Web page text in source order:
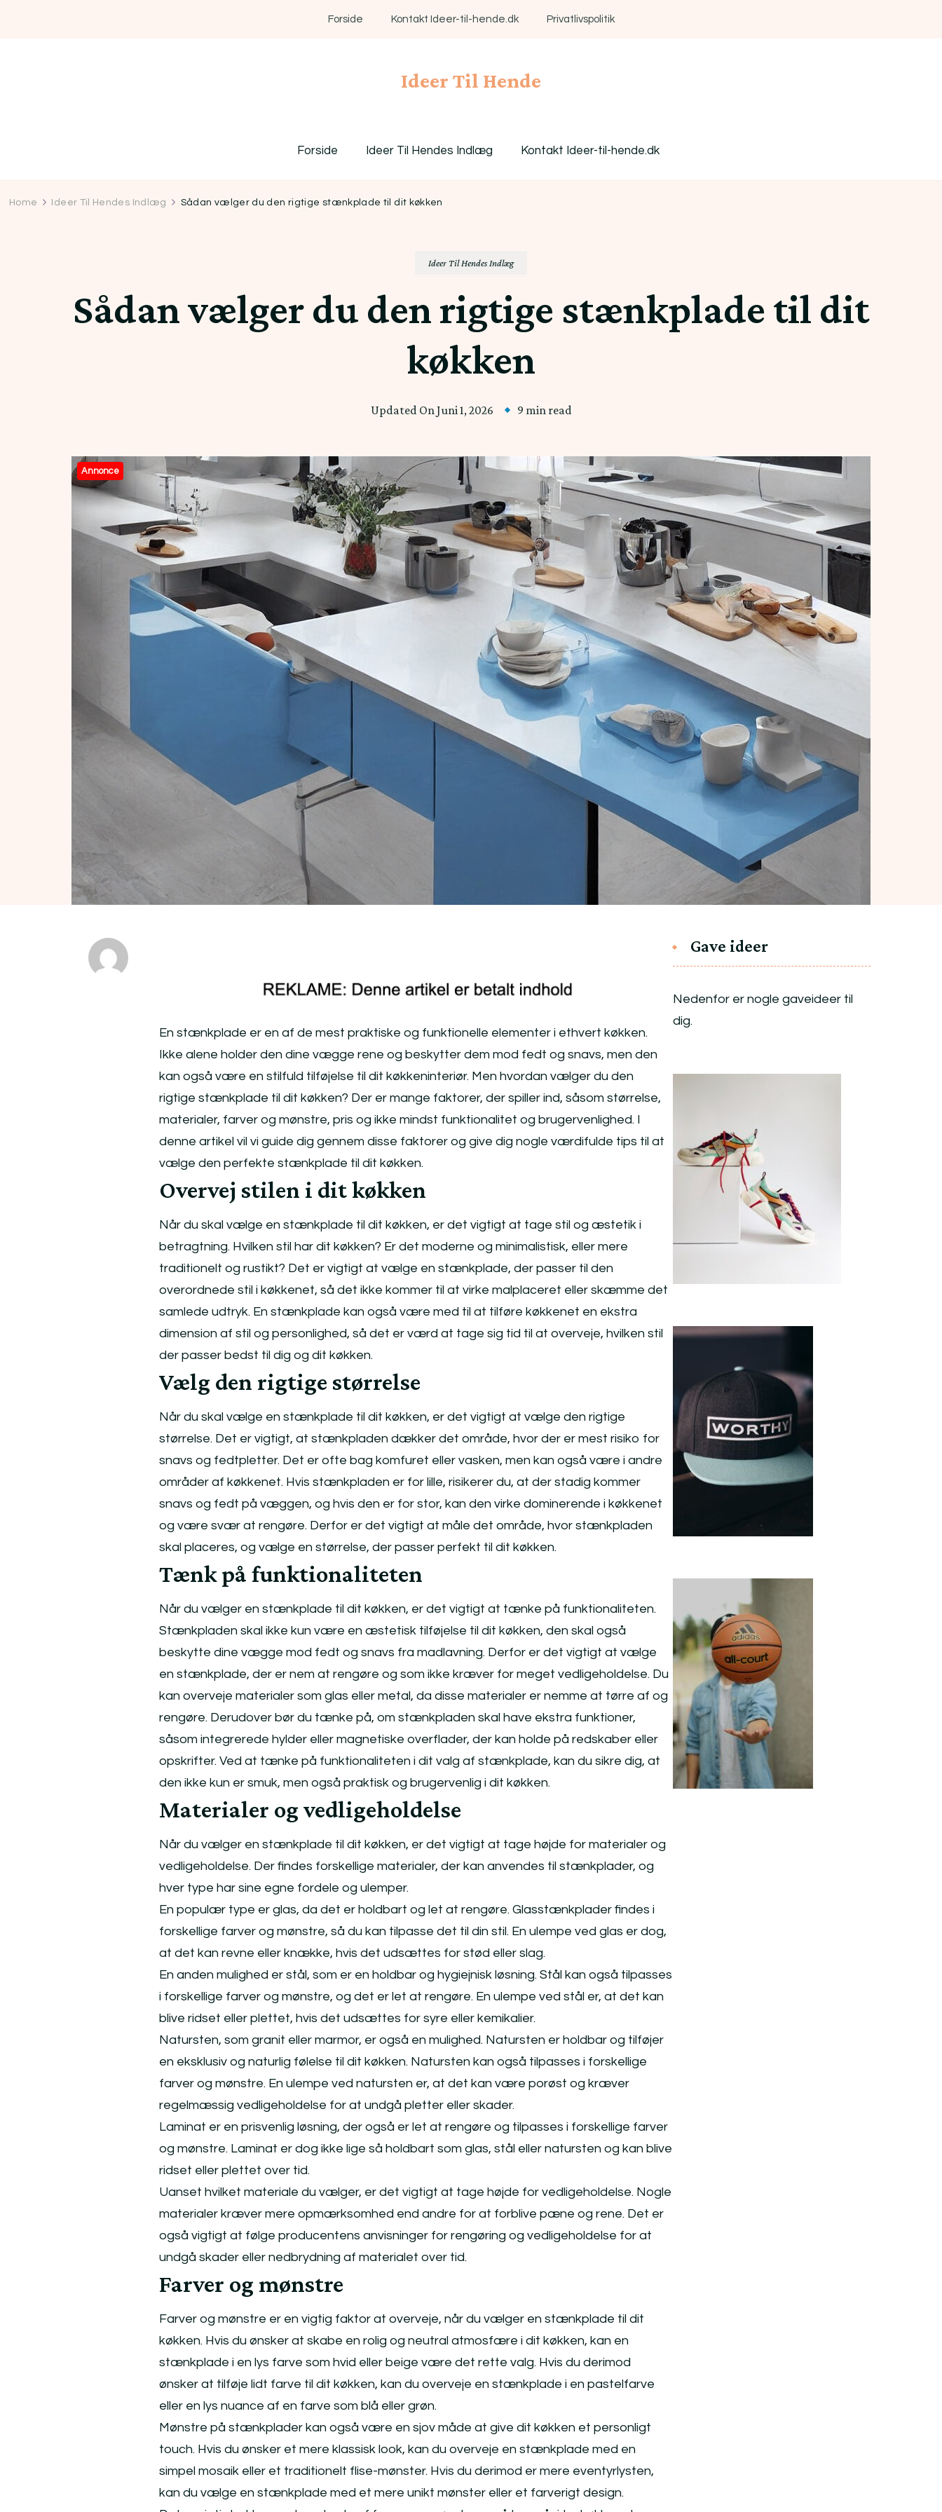
Forside Kontakt Ideer-til-hende.dk Privatlivspolitik
Ideer Til Hende
Forside Ideer Til Hendes Indlæg Kontakt Ideer-til-hende.dk
Home Ideer Til Hendes Indlæg Sådan vælger du den rigtige stænkplade til dit køkken
Ideer Til Hendes Indlæg
Sådan vælger du den rigtige stænkplade til dit
køkken
Updated OnJuni 1, 2026 9 min read
Annonce
En stænkplade er en af de mest praktiske og funktionelle elementer i ethvert køkken.
Ikke alene holder den dine vægge rene og beskytter dem mod fedt og snavs, men den
kan også være en stilfuld tilføjelse til dit køkkeninteriør. Men hvordan vælger du den
rigtige stænkplade til dit køkken? Der er mange faktorer, der spiller ind, såsom størrelse,
materialer, farver og mønstre, pris og ikke mindst funktionalitet og brugervenlighed. I
denne artikel vil vi guide dig gennem disse faktorer og give dig nogle værdifulde tips til at
vælge den perfekte stænkplade til dit køkken.
Overvej stilen i dit køkken
Når du skal vælge en stænkplade til dit køkken, er det vigtigt at tage stil og æstetik i
betragtning. Hvilken stil har dit køkken? Er det moderne og minimalistisk, eller mere
traditionelt og rustikt? Det er vigtigt at vælge en stænkplade, der passer til den
overordnede stil i køkkenet, så det ikke kommer til at virke malplaceret eller skæmme det
samlede udtryk. En stænkplade kan også være med til at tilføre køkkenet en ekstra
dimension af stil og personlighed, så det er værd at tage sig tid til at overveje, hvilken stil
der passer bedst til dig og dit køkken.
Vælg den rigtige størrelse
Når du skal vælge en stænkplade til dit køkken, er det vigtigt at vælge den rigtige
størrelse. Det er vigtigt, at stænkpladen dækker det område, hvor der er mest risiko for
snavs og fedtpletter. Det er ofte bag komfuret eller vasken, men kan også være i andre
områder af køkkenet. Hvis stænkpladen er for lille, risikerer du, at der stadig kommer
snavs og fedt på væggen, og hvis den er for stor, kan den virke dominerende i køkkenet
og være svær at rengøre. Derfor er det vigtigt at måle det område, hvor stænkpladen
skal placeres, og vælge en størrelse, der passer perfekt til dit køkken.
Tænk på funktionaliteten
Når du vælger en stænkplade til dit køkken, er det vigtigt at tænke på funktionaliteten.
Stænkpladen skal ikke kun være en æstetisk tilføjelse til dit køkken, den skal også
beskytte dine vægge mod fedt og snavs fra madlavning. Derfor er det vigtigt at vælge
en stænkplade, der er nem at rengøre og som ikke kræver for meget vedligeholdelse. Du
kan overveje materialer som glas eller metal, da disse materialer er nemme at tørre af og
rengøre. Derudover bør du tænke på, om stænkpladen skal have ekstra funktioner,
såsom integrerede hylder eller magnetiske overflader, der kan holde på redskaber eller
opskrifter. Ved at tænke på funktionaliteten i dit valg af stænkplade, kan du sikre dig, at
den ikke kun er smuk, men også praktisk og brugervenlig i dit køkken.
Materialer og vedligeholdelse
Når du vælger en stænkplade til dit køkken, er det vigtigt at tage højde for materialer og
vedligeholdelse. Der findes forskellige materialer, der kan anvendes til stænkplader, og
hver type har sine egne fordele og ulemper.
En populær type er glas, da det er holdbart og let at rengøre. Glasstænkplader findes i
forskellige farver og mønstre, så du kan tilpasse det til din stil. En ulempe ved glas er dog,
at det kan revne eller knække, hvis det udsættes for stød eller slag.
En anden mulighed er stål, som er en holdbar og hygiejnisk løsning. Stål kan også tilpasses
i forskellige farver og mønstre, og det er let at rengøre. En ulempe ved stål er, at det kan
blive ridset eller plettet, hvis det udsættes for syre eller kemikalier.
Natursten, som granit eller marmor, er også en mulighed. Natursten er holdbar og tilføjer
en eksklusiv og naturlig følelse til dit køkken. Natursten kan også tilpasses i forskellige
farver og mønstre. En ulempe ved natursten er, at det kan være porøst og kræver
regelmæssig vedligeholdelse for at undgå pletter eller skader.
Laminat er en prisvenlig løsning, der også er let at rengøre og tilpasses i forskellige farver
og mønstre. Laminat er dog ikke lige så holdbart som glas, stål eller natursten og kan blive
ridset eller plettet over tid.
Uanset hvilket materiale du vælger, er det vigtigt at tage højde for vedligeholdelse. Nogle
materialer kræver mere opmærksomhed end andre for at forblive pæne og rene. Det er
også vigtigt at følge producentens anvisninger for rengøring og vedligeholdelse for at
undgå skader eller nedbrydning af materialet over tid.
Farver og mønstre
Farver og mønstre er en vigtig faktor at overveje, når du vælger en stænkplade til dit
køkken. Hvis du ønsker at skabe en rolig og neutral atmosfære i dit køkken, kan en
stænkplade i en lys farve som hvid eller beige være det rette valg. Hvis du derimod
ønsker at tilføje lidt farve til dit køkken, kan du overveje en stænkplade i en pastelfarve
eller en lys nuance af en farve som blå eller grøn.
Mønstre på stænkplader kan også være en sjov måde at give dit køkken et personligt
touch. Hvis du ønsker et mere klassisk look, kan du overveje en stænkplade med en
simpel mosaik eller et traditionelt flise-mønster. Hvis du derimod er mere eventyrlysten,
kan du vælge en stænkplade med et mere unikt mønster eller et farverigt design.
Gave ideer
Nedenfor er nogle gaveideer til
dig.